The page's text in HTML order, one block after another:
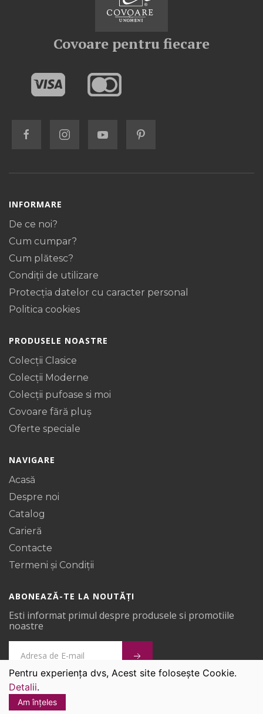
Covoare pentru fiecare
INFORMARE
De ce noi?
Cum cumpar?
Cum plătesc?
Condiții de utilizare
Protecţia datelor cu caracter personal
Politica cookies
PRODUSELE NOASTRE
Colecții Clasice
Colecții Moderne
Colecții pufoase si moi
Covoare fără pluș
Oferte speciale
NAVIGARE
Acasă
Despre noi
Catalog
Carieră
Contacte
Termeni și Condiții
ABONEAZĂ-TE LA NOUTĂȚI
Esti informat primul despre produsele si promotiile
noastre
Covoare Ungheni © 2026.
Pentru experiența dvs, Acest site folosește Cookie.
Detalii.
Am înțeles